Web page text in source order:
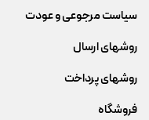
سیاست مرجوعی و عودت
روشهای ارسال
روشهای پرداخت
فروشگاه